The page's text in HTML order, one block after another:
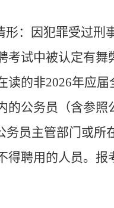
形：因犯罪受过刑
考试中被认定有
读的非2026年应届
的公务员（含参
务员主管部门或
得聘用的人员。